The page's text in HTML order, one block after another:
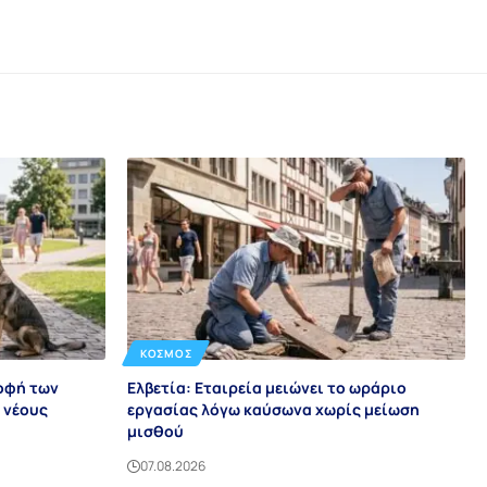
των
ΚΌΣΜΟΣ
Ελβετία: Εταιρεία μειώνει το ωράριο
εργασίας λόγω καύσωνα χωρίς μείωση
μισθού
07.08.2026